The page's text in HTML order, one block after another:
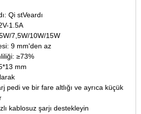
Qi stVeardı
1.5A
7,5W/10W/15W
9 mm'den az
≥73%
mm
pedi ve bir fare altlığı ve ayrıca küçük
kablosuz şarjı destekleyin